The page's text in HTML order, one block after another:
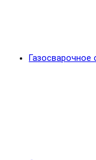
Газосварочное